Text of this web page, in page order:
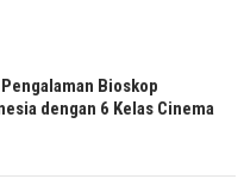
Bioskop
dengan 6 Kelas Cinema